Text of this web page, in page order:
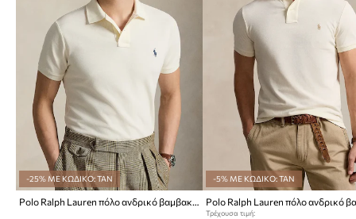
-25% ΜΕ ΚΩΔΙΚΟ: TAN
Polo Ralph Lauren πόλο ανδρικό βαμβακερό
-5% ΜΕ ΚΩΔΙΚΟ: TAN
Τρέχουσα τιμή: